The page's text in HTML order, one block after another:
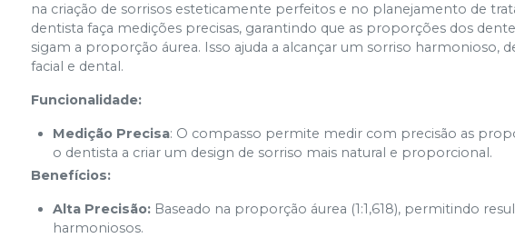
na criação de sorrisos esteticamente perfeitos e no planejamento de
dentista faça medições precisas, garantindo que as proporções dos
sigam a proporção áurea. Isso ajuda a alcançar um sorriso harmonioso,
facial e dental.
Funcionalidade:
Medição Precisa: O compasso permite medir com precisão as
o dentista a criar um design de sorriso mais natural e proporcional.
Benefícios:
Alta Precisão: Baseado na proporção áurea (1:1,618), permitindo
harmoniosos.